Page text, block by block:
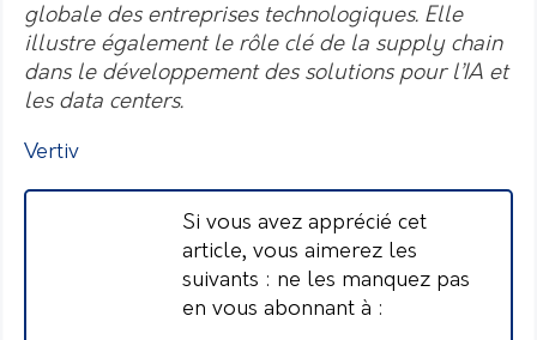
globale des entreprises technologiques. Elle
illustre également le rôle clé de la supply chain
dans le développement des solutions pour l’IA et
les data centers.
Vertiv
Si vous avez apprécié cet
article, vous aimerez les
suivants : ne les manquez pas
en vous abonnant à :